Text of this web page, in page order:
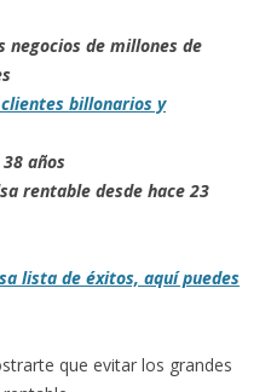
negocios de millones de
billonarios y
años
rentable desde hace 23
lista de éxitos, aquí puedes
que evitar los grandes